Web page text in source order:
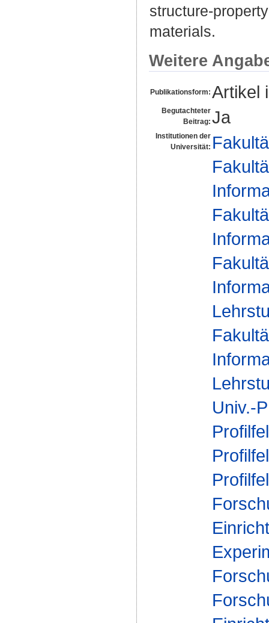
structure-
materials.
Weitere
Publikationsform: Artikel
Begutachteter
Beitrag: Ja
Institutionen der
Universität:
Univ.-